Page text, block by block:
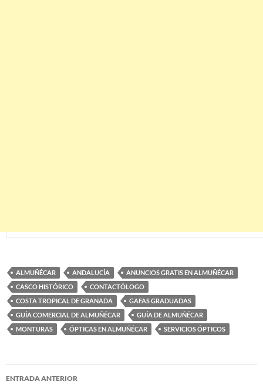
ALMUÑÉCAR ANDALUCÍA
ANUNCIOS GRATIS EN ALMUÑÉCAR
CASCO HISTÓRICO
CONTACTÓLOGO
COSTA TROPICAL DE GRANADA
GAFAS GRADUADAS
GUÍA COMERCIAL DE ALMUÑÉCAR
GUÍA DE ALMUÑÉCAR
MONTURAS
ÓPTICAS EN ALMUÑÉCAR SERVICIOS ÓPTICOS
ENTRADA ANTERIOR